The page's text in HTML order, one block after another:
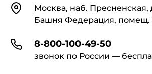
КонтактыМосква, наб. Пресненская,
Башня Федерация, помещ.
8-800-100-49-50
звонок по России —